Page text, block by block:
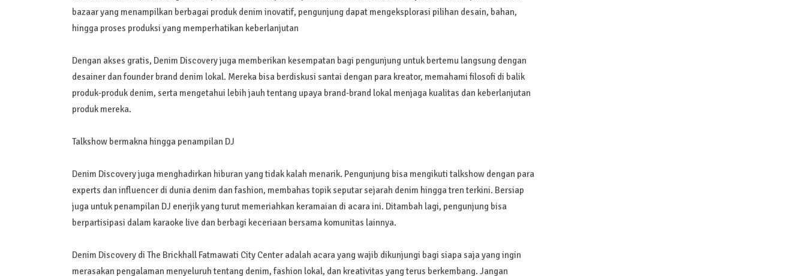
bazaar yang menampilkan berbagai produk denim inovatif, pengunjung dapat mengeksplorasi pilihan desain, bahan,
hingga proses produksi yang memperhatikan keberlanjutan
Dengan akses gratis, Denim Discovery juga memberikan kesempatan bagi pengunjung untuk bertemu langsung dengan
desainer dan founder brand denim lokal. Mereka bisa berdiskusi santai dengan para kreator, memahami filosofi di balik
produk-produk denim, serta mengetahui lebih jauh tentang upaya brand-brand lokal menjaga kualitas dan keberlanjutan
produk mereka.
Talkshow bermakna hingga penampilan DJ
Denim Discovery juga menghadirkan hiburan yang tidak kalah menarik. Pengunjung bisa mengikuti talkshow dengan para
experts dan influencer di dunia denim dan fashion, membahas topik seputar sejarah denim hingga tren terkini. Bersiap
juga untuk penampilan DJ enerjik yang turut memeriahkan keramaian di acara ini. Ditambah lagi, pengunjung bisa
berpartisipasi dalam karaoke live dan berbagi keceriaan bersama komunitas lainnya.
Denim Discovery di The Brickhall Fatmawati City Center adalah acara yang wajib dikunjungi bagi siapa saja yang ingin
merasakan pengalaman menyeluruh tentang denim, fashion lokal, dan kreativitas yang terus berkembang. Jangan